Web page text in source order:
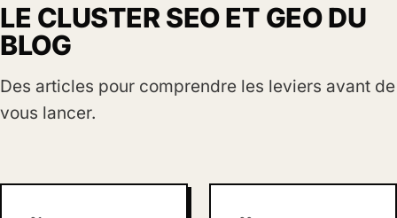
LE CLUSTER SEO ET GEO DU
BLOG
Des articles pour comprendre les leviers avant de
vous lancer.